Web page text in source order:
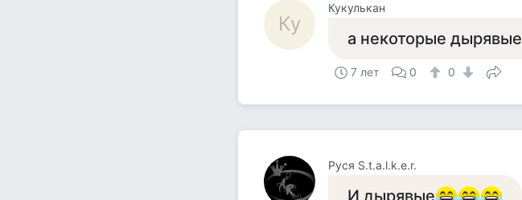
Ку
Кукулькан
а некоторые дырявые
7 лет 0 0
Руся S.t.a.l.k.e.r.
И дырявые